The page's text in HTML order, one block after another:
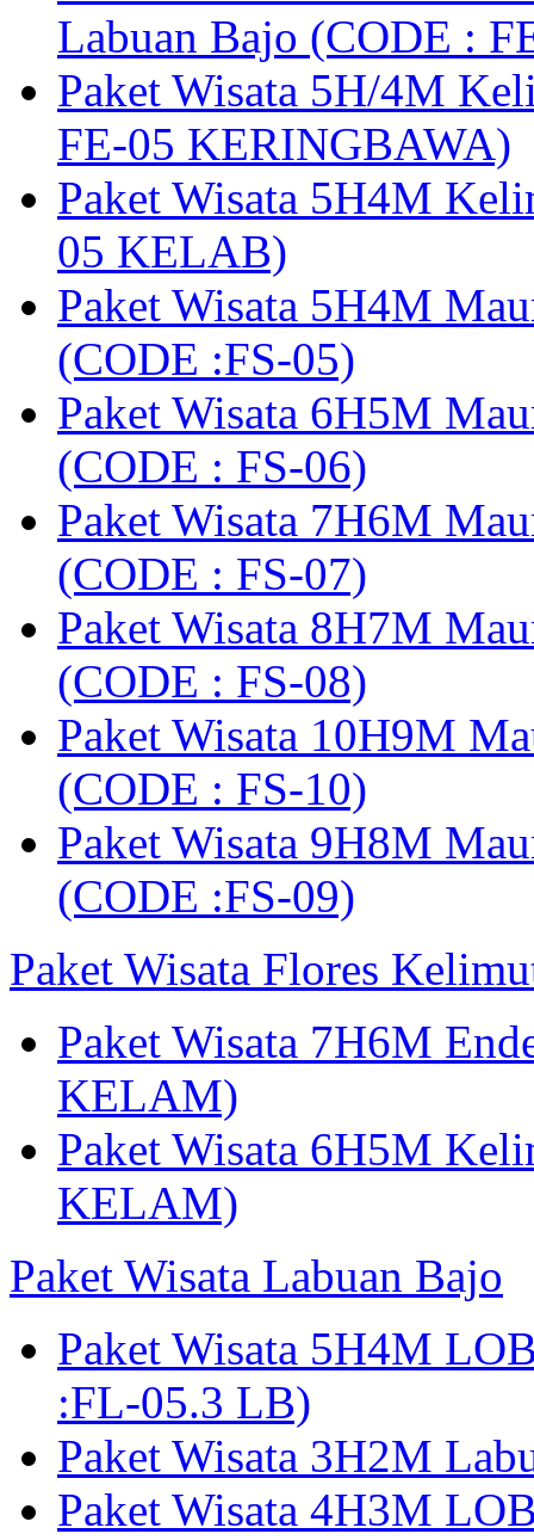
Labuan Bajo (CODE :
Paket Wisata 5H/4M
FE-05 KERINGBAWA)
Paket Wisata 5H4M
05 KELAB)
Paket Wisata 5H4M
(CODE :FS-05)
Paket Wisata 6H5M
(CODE : FS-06)
Paket Wisata 7H6M
(CODE : FS-07)
Paket Wisata 8H7M
(CODE : FS-08)
Paket Wisata 10H9M
(CODE : FS-10)
Paket Wisata 9H8M
(CODE :FS-09)
Paket Wisata Flores
Paket Wisata 7H6M
KELAM)
Paket Wisata 6H5M
KELAM)
Paket Wisata Labuan Bajo
Paket Wisata 5H4M
:FL-05.3 LB)
Paket Wisata 3H2M
Paket Wisata 4H3M